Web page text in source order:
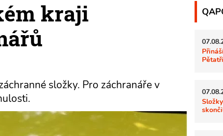
kraji
složky. Pro záchranáře v